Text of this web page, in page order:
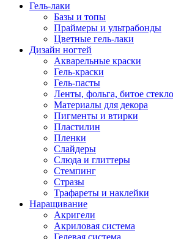
Гель-лаки
Базы и топы
Праймеры и ультрабонды
Цветные гель-лаки
Дизайн ногтей
Акварельные краски
Гель-краски
Гель-пасты
Ленты, фольга, битое стекло
Материалы для декора
Пигменты и втирки
Пластилин
Пленки
Слайдеры
Слюда и глиттеры
Стемпинг
Стразы
Трафареты и наклейки
Наращивание
Акригели
Акриловая система